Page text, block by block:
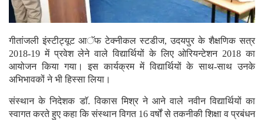
गीतांजली इंस्टीट्यूट आॅफ टेक्नीकल स्टडीज, उदयपुर के शैक्षणिक सत्र
2018-19 में प्रवेश लेने वाले विद्यार्थियों के लिए ओरियन्टेशन 2018 का
आयोजन किया गया। इस कार्यक्रम में विद्यार्थियों के साथ-साथ उनके
अभिभावकों ने भी हिस्सा लिया।
संस्थान के निदेशक डाॅ. विकास मिश्र ने आने वाले नवीन विद्यार्थियों का
स्वागत करते हुए कहा कि संस्थान विगत 16 वर्षों से तकनीकी शिक्षा व प्रबंधन